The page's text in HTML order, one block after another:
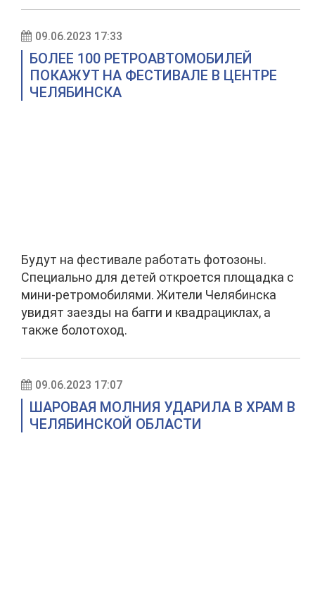
09.06.2023 17:33
БОЛЕЕ 100 РЕТРОАВТОМОБИЛЕЙ
ПОКАЖУТ НА ФЕСТИВАЛЕ В ЦЕНТРЕ
ЧЕЛЯБИНСКА
Будут на фестивале работать фотозоны.
Специально для детей откроется площадка с
мини-ретромобилями. Жители Челябинска
увидят заезды на багги и квадрациклах, а
также болотоход.
09.06.2023 17:07
ШАРОВАЯ МОЛНИЯ УДАРИЛА В ХРАМ В
ЧЕЛЯБИНСКОЙ ОБЛАСТИ